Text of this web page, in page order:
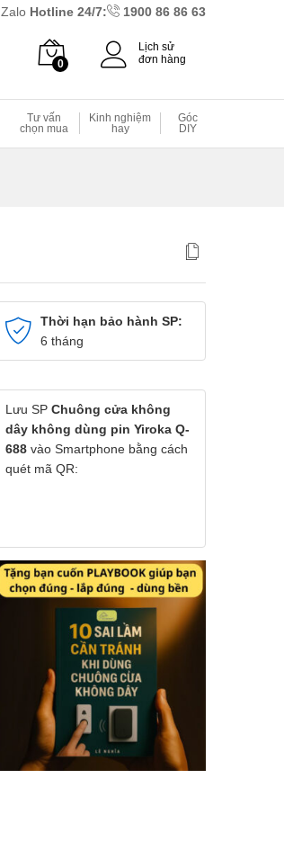
Zalo Hotline 24/7: 1900 86 86 63
0
Lịch sử
đơn hàng
Tư vấn
chọn mua
Kinh nghiệm
hay
Góc
DIY
Thời hạn bảo hành SP:
6 tháng
Lưu SP Chuông cửa không
dây không dùng pin Yiroka Q-
688 vào Smartphone bằng cách
quét mã QR: